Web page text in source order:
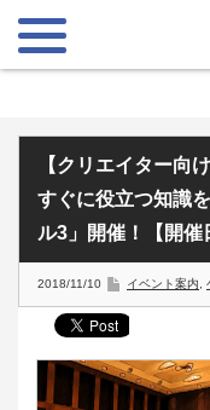
【クリエイター向
すぐに役立つ知識
ル3」開催！【開催
2018/11/10 イベント案内